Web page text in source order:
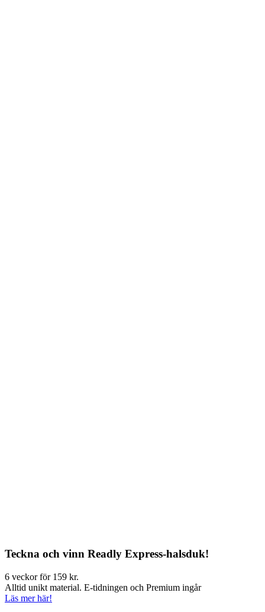
Teckna och vinn Readly Express-halsduk!
6 veckor för 159 kr.
Alltid unikt material. E-tidningen och Premium ingår
Läs mer här!